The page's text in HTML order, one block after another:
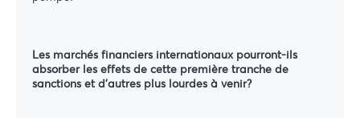
Les marchés financiers internationaux pourront-ils
absorber les effets de cette première tranche de
sanctions et d'autres plus lourdes à venir?